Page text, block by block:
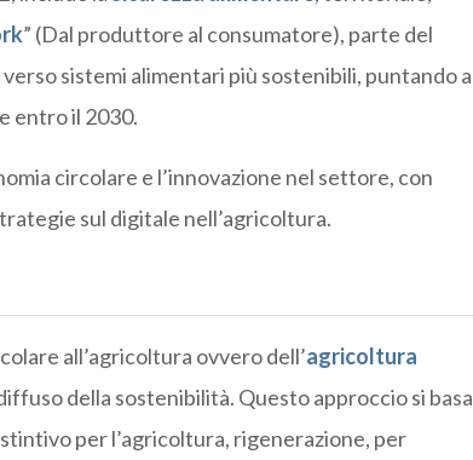
” (Dal produttore al consumatore), parte del
sistemi alimentari più sostenibili, puntando a
entro il 2030.
circolare e l’innovazione nel settore, con
sul digitale nell’agricoltura.
all’agricoltura ovvero dell’agricoltura
della sostenibilità. Questo approccio si basa
per l’agricoltura, rigenerazione, per